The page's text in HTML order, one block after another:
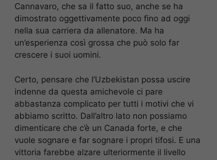
Cannavaro, che sa il fatto suo, anche se ha
dimostrato oggettivamente poco fino ad oggi
nella sua carriera da allenatore. Ma ha
un’esperienza così grossa che può solo far
crescere i suoi uomini.
Certo, pensare che l’Uzbekistan possa uscire
indenne da questa amichevole ci pare
abbastanza complicato per tutti i motivi che vi
abbiamo scritto. Dall’altro lato non possiamo
dimenticare che c’è un Canada forte, e che
vuole sognare e far sognare i propri tifosi. E una
vittoria farebbe alzare ulteriormente il livello